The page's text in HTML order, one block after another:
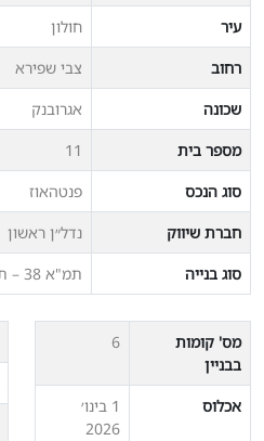
עיר
חולון
רחוב
צבי שפירא
שכונה
אגרובנק
מספר בית
11
סוג הנכס
פנטהאוז
חברת שיווק
נדל״ן ראשון
סוג בנייה
תמ"א 38 – תוספת בנייה
מס' קומות
בבניין
6
אכלוס
1 בינו׳
2026